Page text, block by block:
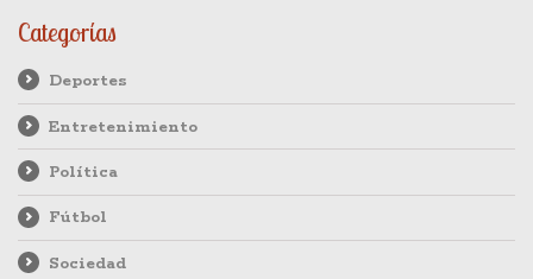
Categorías
Deportes
Entretenimiento
Política
Fútbol
Sociedad